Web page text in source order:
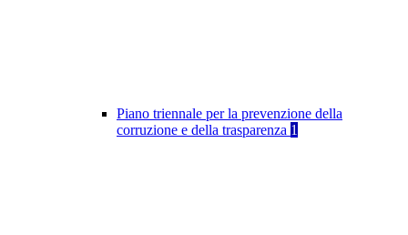
Piano triennale per la prevenzione della
corruzione e della trasparenza 1